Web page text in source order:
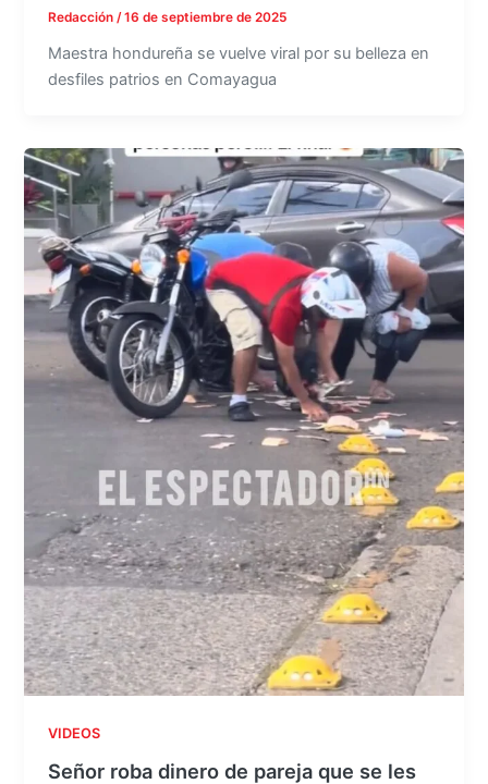
Redacción /16 de septiembre de 2025
Maestra hondureña se vuelve viral por su belleza en
desfiles patrios en Comayagua
VIDEOS
Señor roba dinero de pareja que se les